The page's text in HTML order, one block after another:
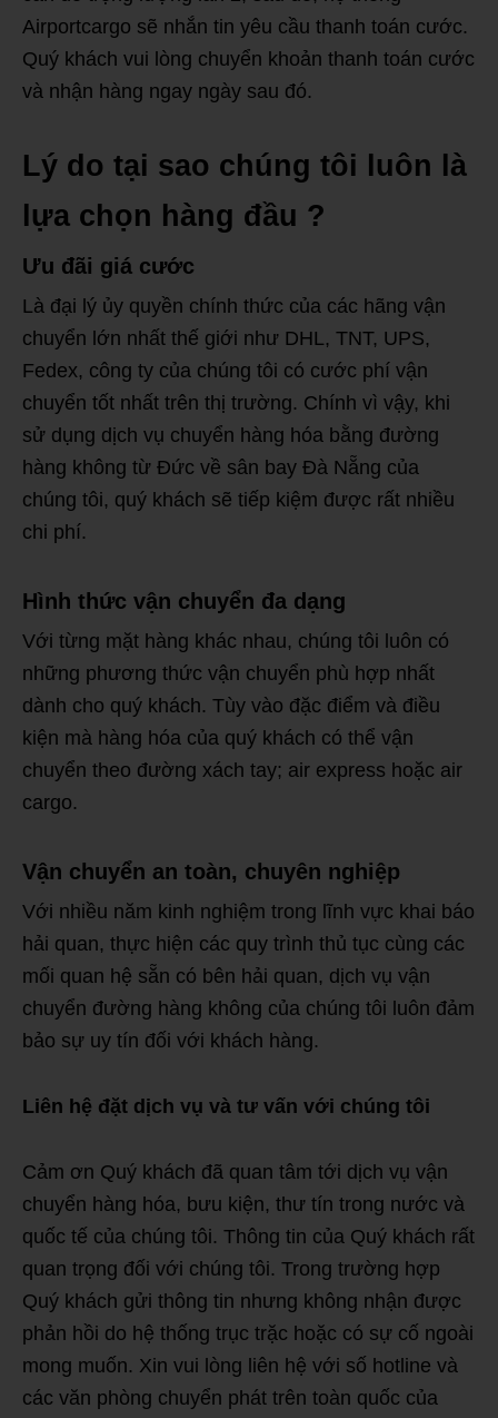
Airportcargo sẽ nhắn tin yêu cầu thanh toán cước.
Quý khách vui lòng chuyển khoản thanh toán cước
và nhận hàng ngay ngày sau đó.
Lý do tại sao chúng tôi luôn là
lựa chọn hàng đầu ?
Ưu đãi giá cước
Là đại lý ủy quyền chính thức của các hãng vận
chuyển lớn nhất thế giới như DHL, TNT, UPS,
Fedex, công ty của chúng tôi có cước phí vận
chuyển tốt nhất trên thị trường. Chính vì vậy, khi
sử dụng dịch vụ chuyển hàng hóa bằng đường
hàng không từ Đức về sân bay Đà Nẵng của
chúng tôi, quý khách sẽ tiếp kiệm được rất nhiều
chi phí.
Hình thức vận chuyển đa dạng
Với từng mặt hàng khác nhau, chúng tôi luôn có
những phương thức vận chuyển phù hợp nhất
dành cho quý khách. Tùy vào đặc điểm và điều
kiện mà hàng hóa của quý khách có thể vận
chuyển theo đường xách tay; air express hoặc air
cargo.
Vận chuyển an toàn, chuyên nghiệp
Với nhiều năm kinh nghiệm trong lĩnh vực khai báo
hải quan, thực hiện các quy trình thủ tục cùng các
mối quan hệ sẵn có bên hải quan, dịch vụ vận
chuyển đường hàng không của chúng tôi luôn đảm
bảo sự uy tín đối với khách hàng.
Liên hệ đặt dịch vụ và tư vấn với chúng tôi
Cảm ơn Quý khách đã quan tâm tới dịch vụ vận
chuyển hàng hóa, bưu kiện, thư tín trong nước và
quốc tế của chúng tôi. Thông tin của Quý khách rất
quan trọng đối với chúng tôi. Trong trường hợp
Quý khách gửi thông tin nhưng không nhận được
phản hồi do hệ thống trục trặc hoặc có sự cố ngoài
mong muốn. Xin vui lòng liên hệ với số hotline và
các văn phòng chuyển phát trên toàn quốc của